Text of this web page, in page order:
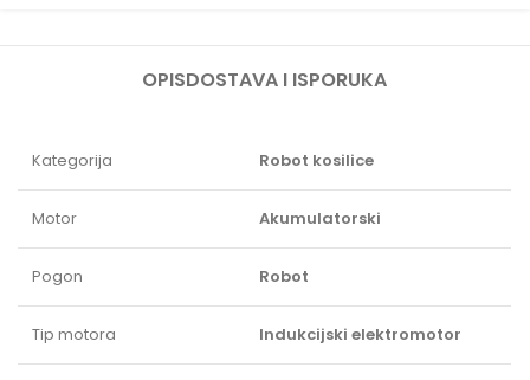
OPISDOSTAVA I ISPORUKA
Kategorija Robot kosilice
Motor Akumulatorski
Pogon Robot
Tip motora Indukcijski elektromotor